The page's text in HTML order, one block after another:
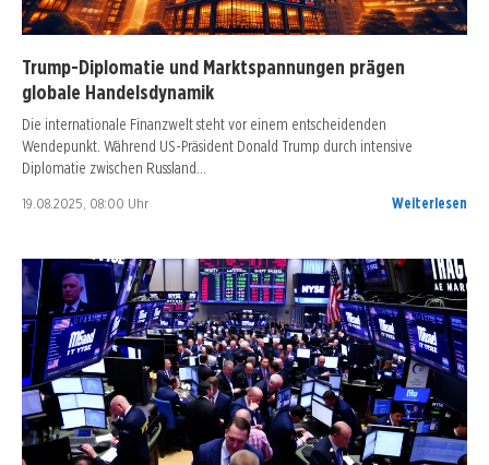
Trump-Diplomatie und Marktspannungen prägen
globale Handelsdynamik
Die internationale Finanzwelt steht vor einem entscheidenden
Wendepunkt. Während US-Präsident Donald Trump durch intensive
Diplomatie zwischen Russland…
19.08.2025, 08:00 Uhr Weiterlesen